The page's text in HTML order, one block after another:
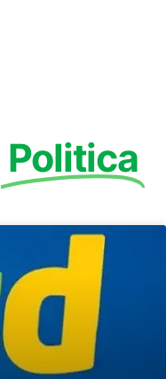
Politica